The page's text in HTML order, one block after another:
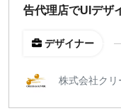
週4日
週2日
告代理店でUIデザ
デザイナー
株式会社クリ